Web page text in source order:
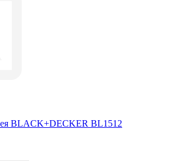
BLACK+DECKER BL1512